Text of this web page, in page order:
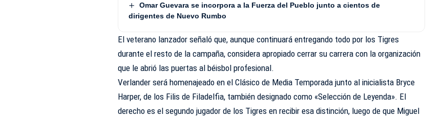
Omar Guevara se incorpora a la Fuerza del Pueblo junto a cientos de
dirigentes de Nuevo Rumbo
El veterano lanzador señaló que, aunque continuará entregando todo por los Tigres
durante el resto de la campaña, considera apropiado cerrar su carrera con la organización
que le abrió las puertas al béisbol profesional.
Verlander será homenajeado en el Clásico de Media Temporada junto al inicialista Bryce
Harper, de los Filis de Filadelfia, también designado como «Selección de Leyenda». El
derecho es el segundo jugador de los Tigres en recibir esa distinción, luego de que Miguel